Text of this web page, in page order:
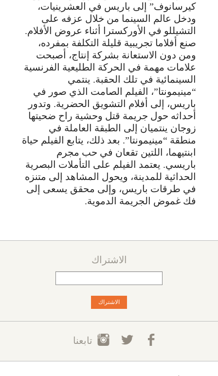
كيرسانوف” إلى باريس في العشرينيات،
ودخل عالم السينما من خلال عزفه على
التشيللو في الأوركسترا أثناء عروض الأفلام.
صنع أفلاما تجريبية قليلة التكلفة بمفرده،
ومن دون الاستعانة بشركة إنتاج، أصبحت
علامات مهمة في الحركة الطليعية الفرنسية
السينمائية في تلك الحقبة. ينتمي
“مينيمونتا”، الفيلم الصامت الذي صور في
باريس، إلى أفلام التشويق الحضرية. وتدور
أحداثه حول جريمة قتل وحشية راح ضحيتها
زوجان ينتميان إلى الطبقة العاملة في
منطقة “مينيمونتا”. بعد ذلك، يتابع الفيلم حياة
ابنتيهما، اللتين تقعان في حب مجرم
باريسي. يعتمد الفيلم على التأملات البصرية
الحداثية للمدينة، ويحول المشاهد إلى متنزه
في طرقات باريس، وإلى محقق يسعى إلى
فك غموض الجريمة الدموية.
الاشتراك
تابعنا